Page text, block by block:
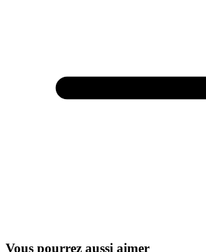
Vous pourrez aussi aimer